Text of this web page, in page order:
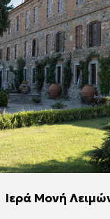
Ιερά Μονή